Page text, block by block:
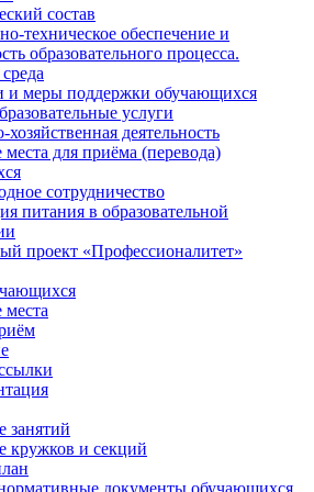
состав
техническое обеспечение и
образовательного процесса.
и меры поддержки обучающихся
услуги
деятельность
для приёма (перевода)
сотрудничество
питания в образовательной
проект «Профессионалитет»
занятий
кружков и секций
документы обучающихся